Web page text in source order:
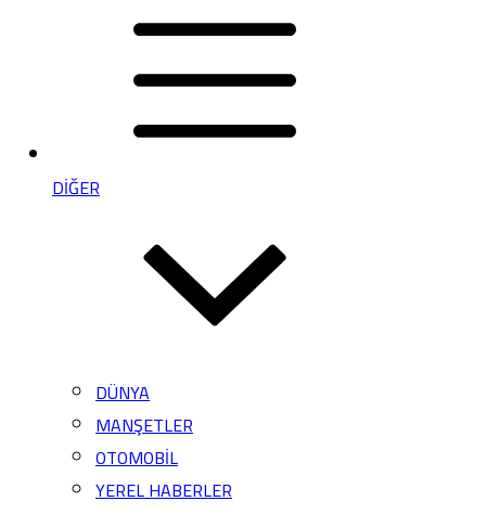
DİĞER
DÜNYA
MANŞETLER
OTOMOBİL
YEREL HABERLER